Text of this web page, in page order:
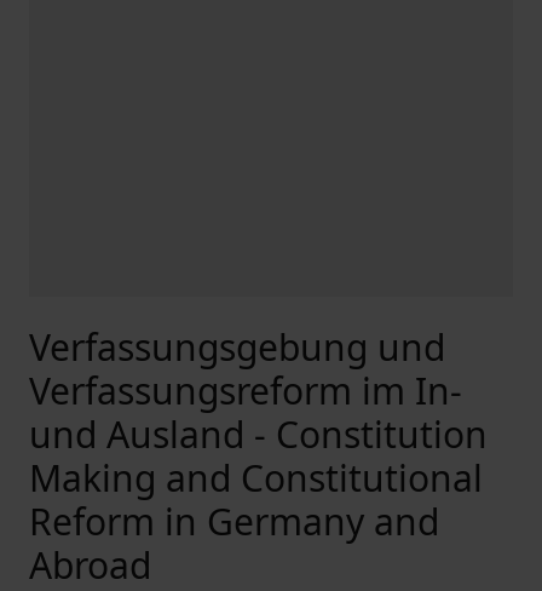
Verfassungsgebung und
Verfassungsreform im In-
und Ausland - Constitution
Making and Constitutional
Reform in Germany and
Abroad